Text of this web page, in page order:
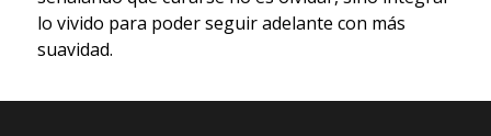
lo vivido para poder seguir adelante con más
suavidad.